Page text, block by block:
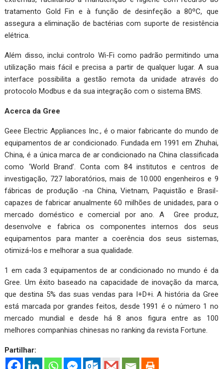
tratamento Gold Fin e à função de desinfeção a 80ºC, que
assegura a eliminação de bactérias com suporte de resistência
elétrica.
Além disso, inclui controlo Wi-Fi como padrão permitindo uma
utilização mais fácil e precisa a partir de qualquer lugar. A sua
interface possibilita a gestão remota da unidade através do
protocolo Modbus e da sua integração com o sistema BMS.
Acerca da Gree
Geee Electric Appliances Inc., é o maior fabricante do mundo de
equipamentos de ar condicionado. Fundada em 1991 em Zhuhai,
China, é a única marca de ar condicionado na China classificada
como ‘World Brand’. Conta com 84 institutos e centros de
investigação, 727 laboratórios, mais de 10.000 engenheiros e 9
fábricas de produção -na China, Vietnam, Paquistão e Brasil-
capazes de fabricar anualmente 60 milhões de unidades, para o
mercado doméstico e comercial por ano. A Gree produz,
desenvolve e fabrica os componentes internos dos seus
equipamentos para manter a coerência dos seus sistemas,
otimizá-los e melhorar a sua qualidade.
1 em cada 3 equipamentos de ar condicionado no mundo é da
Gree. Um êxito baseado na capacidade de inovação da marca,
que destina 5% das suas vendas para I+D+i. A história da Gree
está marcada por grandes feitos, desde 1991 é o número 1 no
mercado mundial e desde há 8 anos figura entre as 100
melhores companhias chinesas no ranking da revista Fortune.
Partilhar: